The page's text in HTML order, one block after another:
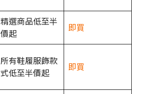
精選商品低至半
價起
即買
所有鞋履服飾款
式低至半價起
即買